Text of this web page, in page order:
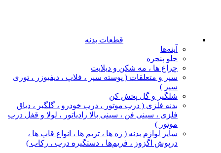
قطعات بدنه
آینه‌ها
جلو پنجره
چراغ‌ ها ، مه‌ شکن و دیلایت
سپر و متعلقات ( پوسته سپر ، فلاپ ، دیفیوزر ، توری
سپر )
شلگیر و گل‌ پخش‌ کن
بدنه فلزی ( درب موتور ، درب خودرو ، گلگیر ، دیاق
فلزی ، سینی فن ، سینی بالا رادیاتور ، لولا و قفل درب
موتور )
سایر لوازم بدنه ( زه ها ، تریم ها ، انواع قاب ها ،
درپوش اگزوز ، فریم‌ها ، دستگیره درب ، رکاب )